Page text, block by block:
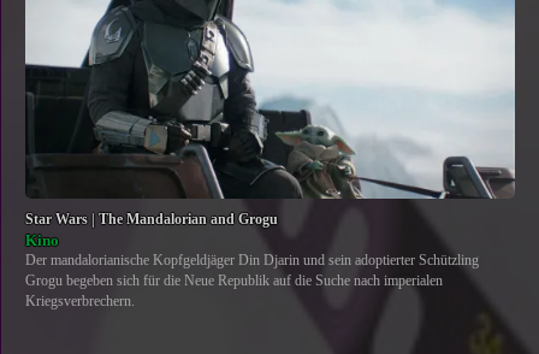
Star Wars | The Mandalorian and Grogu
Kino
Der mandalorianische Kopfgeldjäger Din Djarin und sein adoptierter Schützling
Grogu begeben sich für die Neue Republik auf die Suche nach imperialen
Kriegsverbrechern.